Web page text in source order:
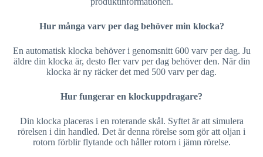
Hur många varv per dag behöver min klocka?
En automatisk klocka behöver i genomsnitt 600 varv per dag. Ju
äldre din klocka är, desto fler varv per dag behöver den. När din
klocka är ny räcker det med 500 varv per dag.
Hur fungerar en klockuppdragare?
Din klocka placeras i en roterande skål. Syftet är att simulera
rörelsen i din handled. Det är denna rörelse som gör att oljan i
rotorn förblir flytande och håller rotorn i jämn rörelse.